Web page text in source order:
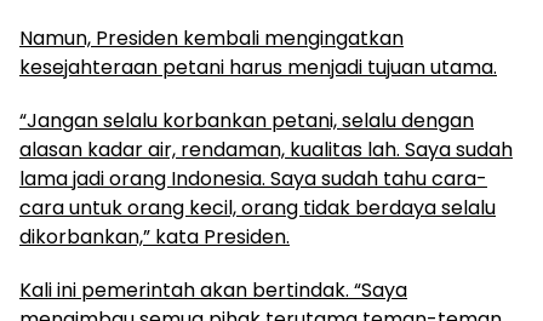
Namun, Presiden kembali mengingatkan
kesejahteraan petani harus menjadi tujuan utama.
“Jangan selalu korbankan petani, selalu dengan
alasan kadar air, rendaman, kualitas lah. Saya sudah
lama jadi orang Indonesia. Saya sudah tahu cara-
cara untuk orang kecil, orang tidak berdaya selalu
dikorbankan,” kata Presiden.
Kali ini pemerintah akan bertindak. “Saya